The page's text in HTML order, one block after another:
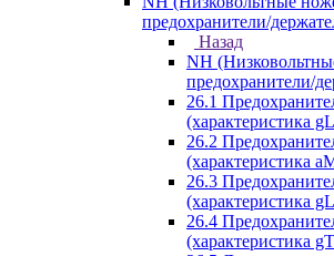
предохранители/
Назад
NH
предохранители/
26.1
(характеристика
26.2
(характеристика
26.3
(характеристика
26.4
(характеристика